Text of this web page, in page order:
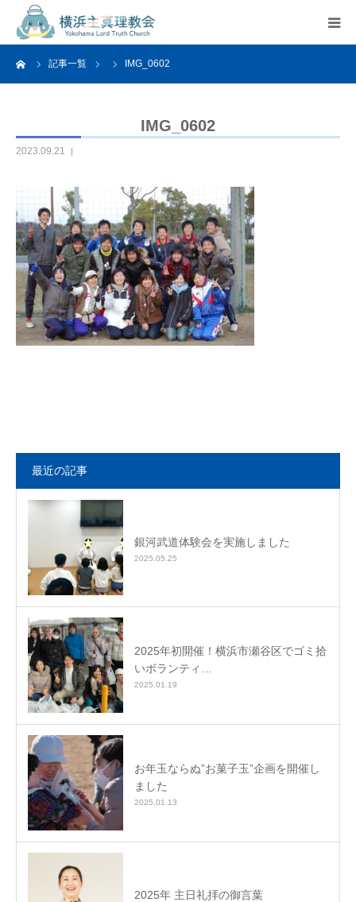
記事一覧 IMG_0602
IMG_0602
2023.09.21
最近の記事
銀河武道体験会を実施しました
2025.05.25
2025年初開催！横浜市瀬谷区でゴミ拾
いボランティ…
2025.01.19
お年玉ならぬ”お菓子玉”企画を開催し
ました
2025.01.13
2025年 主日礼拝の御言葉
HOME
活動紹介
関連リンク
アクセス
よくあるご質問
お問い合わせ